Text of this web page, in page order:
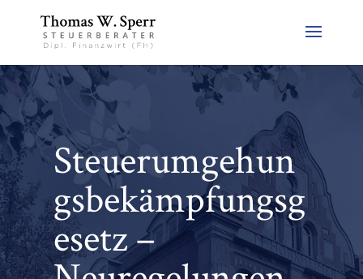
Steuerumgehun
gsbekämpfungsg
esetz –